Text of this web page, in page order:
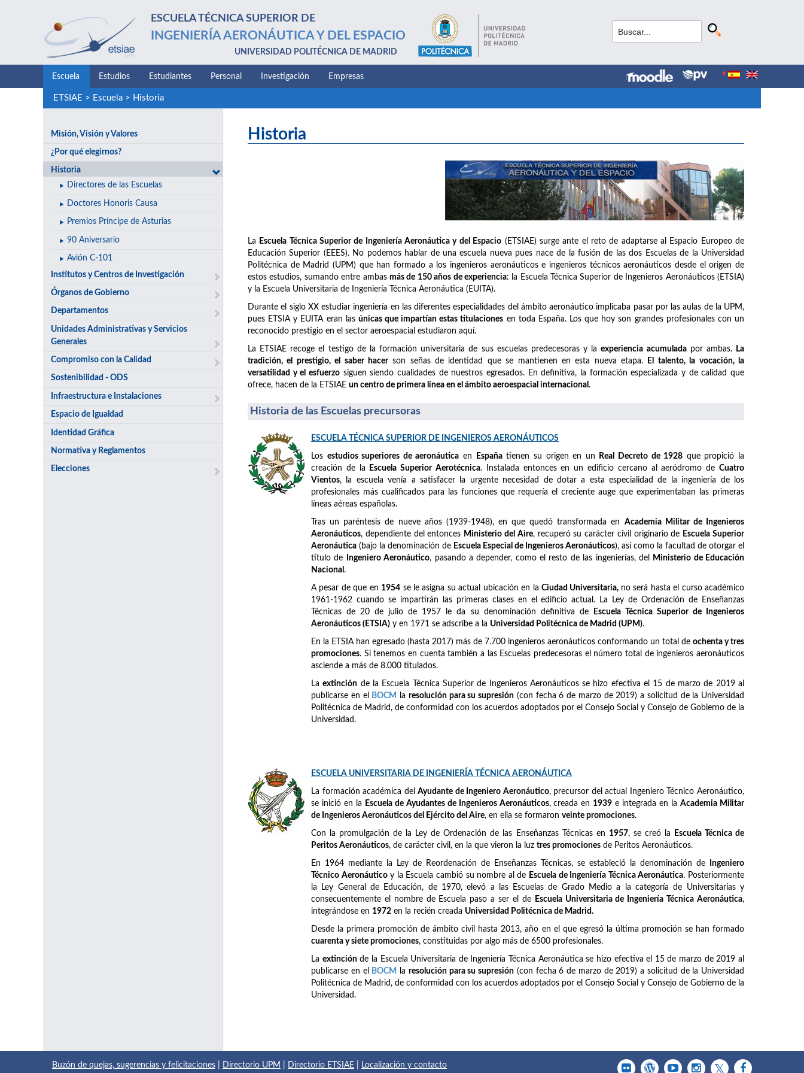
ESCUELA TÉCNICA SUPERIOR DE
INGENIERÍA AERONÁUTICA Y DEL ESPACIO
UNIVERSIDAD POLITÉCNICA DE MADRID
Escuela Estudios Estudiantes Personal Investigación Empresas
ETSIAE > Escuela> Historia
Misión, Visión y Valores
¿Por qué elegirnos?
Historia
Directores de las Escuelas
Doctores Honoris Causa
Premios Príncipe de Asturias
90 Aniversario
Avión C-101
Institutos y Centros de Investigación
Órganos de Gobierno
Departamentos
Unidades Administrativas y Servicios
Generales
Compromiso con la Calidad
Sostenibilidad - ODS
Infraestructura e Instalaciones
Espacio de Igualdad
Identidad Gráfica
Normativa y Reglamentos
Elecciones
Historia
La Escuela Técnica Superior de Ingeniería Aeronáutica y del Espacio (ETSIAE) surge ante el reto de adaptarse al Espacio Europeo de
Educación Superior (EEES). No podemos hablar de una escuela nueva pues nace de la fusión de las dos Escuelas de la Universidad
Politécnica de Madrid (UPM) que han formado a los ingenieros aeronáuticos e ingenieros técnicos aeronáuticos desde el origen de
estos estudios, sumando entre ambas más de 150 años de experiencia: la Escuela Técnica Superior de Ingenieros Aeronáuticos (ETSIA)
y la Escuela Universitaria de Ingeniería Técnica Aeronáutica (EUITA).
Durante el siglo XX estudiar ingeniería en las diferentes especialidades del ámbito aeronáutico implicaba pasar por las aulas de la UPM,
pues ETSIA y EUITA eran las únicas que impartían estas titulaciones en toda España. Los que hoy son grandes profesionales con un
reconocido prestigio en el sector aeroespacial estudiaron aquí.
La ETSIAE recoge el testigo de la formación universitaria de sus escuelas predecesoras y laexperiencia acumuladapor ambas.
La
tradición, el prestigio, el saber hacerson señas de identidad que se mantienen en esta nueva etapa.
El talento, la vocación, la
versatilidad y el esfuerzo siguen siendo cualidades de nuestros egresados. En definitiva, la formación especializada y de calidad que
ofrece, hacen de la ETSIAE un centro de primera línea en el ámbito aeroespacial internacional .
Historia de las Escuelas precursoras
ESCUELA TÉCNICA SUPERIOR DE INGENIEROS AERONÁUTICOS
Los estudios superiores de aeronáutica en Españatienen su origen en un Real Decreto de 1928 que propició la
creación de la
Escuela Superior Aerotécnica. Instalada entonces en un edificio cercano al aeródromo deCuatro
Vientos, la escuela venía a satisfacer la urgente necesidad de dotar a esta especialidad de la ingeniería de los
profesionales más cualificados para las funciones que requería el creciente auge que experimentaban las primeras
líneas aéreas españolas.
Tras un paréntesis de nueve años (1939-1948), en que quedó transformada en Academia Militar de Ingenieros
Aeronáuticos, dependiente del entonces Ministerio del Aire, recuperó su carácter civil originario de Escuela Superior
Aeronáutica (bajo la denominación de Escuela Especial de Ingenieros Aeronáuticos), así como la facultad de otorgar el
título de
Ingeniero Aeronáutico, pasando a depender, como el resto de las ingenierías, del
Ministerio de Educación
Nacional .
A pesar de que en 1954 se le asigna su actual ubicación en laCiudad Universitaria, no será hasta el curso académico
1961-1962 cuando se impartirán las primeras clases en el edificio actual. La Ley de Ordenación de Enseñanzas
Técnicas de 20 de julio de 1957 le da su denominación definitiva de
Escuela Técnica Superior de Ingenieros
Aeronáuticos (ETSIA) y en 1971 se adscribe a la Universidad Politécnica de Madrid (UPM).
En la ETSIA han egresado (hasta 2017) más de 7.700 ingenieros aeronáuticos conformando un total de ochenta y tres
promociones. Si tenemos en cuenta también a las Escuelas predecesoras el número total de ingenieros aeronáuticos
asciende a más de 8.000 titulados.
Laextinción de la Escuela Técnica Superior de Ingenieros Aeronáuticos se hizo efectiva el 15 de marzo de 2019 al
publicarse en el
BOCM la resolución para su supresión (con fecha 6 de marzo de 2019) a solicitud de la Universidad
Politécnica de Madrid, de conformidad con los acuerdos adoptados por el Consejo Social y Consejo de Gobierno de la
Universidad.
ESCUELA UNIVERSITARIA DE INGENIERÍA TÉCNICA AERONÁUTICA
La formación académica delAyudante de Ingeniero Aeronáutico, precursor del actual Ingeniero Técnico Aeronáutico,
se inició en la
Escuela de Ayudantes de Ingenieros Aeronáuticos, creada en 1939 e integrada en laAcademia Militar
de Ingenieros Aeronáuticos del Ejército del Aire, en ella se formaron veinte promociones.
Con la promulgación de la Ley de Ordenación de las Enseñanzas Técnicas en 1957, se creó la
Escuela Técnica de
Peritos Aeronáuticos, de carácter civil, en la que vieron la luz tres promociones de Peritos Aeronáuticos.
En 1964 mediante la Ley de Reordenación de Enseñanzas Técnicas, se estableció la denominación de
Ingeniero
Técnico Aeronáuticoy la Escuela cambió su nombre al de Escuela de Ingeniería Técnica Aeronáutica. Posteriormente
la Ley General de Educación, de 1970, elevó a las Escuelas de Grado Medio a la categoría de Universitarias y
consecuentemente el nombre de Escuela paso a ser el de
Escuela Universitaria de Ingeniería Técnica Aeronáutica,
integrándose en 1972 en la recién creada Universidad Politécnica de Madrid.
Desde la primera promoción de ámbito civil hasta 2013, año en el que egresó la última promoción se han formado
cuarenta y siete promociones, constituidas por algo más de 6500 profesionales.
La extinciónde la Escuela Universitaria de Ingeniería Técnica Aeronáutica se hizo efectiva el 15 de marzo de 2019 al
publicarse en el
BOCM la resolución para su supresión (con fecha 6 de marzo de 2019) a solicitud de la Universidad
Politécnica de Madrid, de conformidad con los acuerdos adoptados por el Consejo Social y Consejo de Gobierno de la
Universidad.
Buzón de quejas, sugerencias y felicitaciones Directorio UPM Directorio ETSIAE Localización y contacto